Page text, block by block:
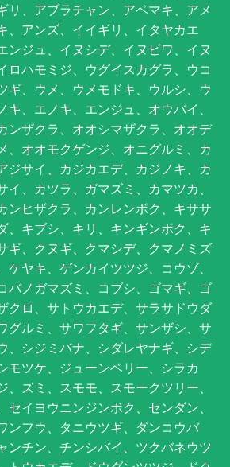
リ、アブラチャン、アベマキ、アメ
、アンズ、イイギリ、イタヤカエ
ンジュ、イヌシデ、イヌビワ、イヌ
ロハモミジ、ウグイスカグラ、ウコ
ギ、ウメ、ウメモドキ、ウルシ、ウ
キ、エノキ、エンジュ、オウバイ、
ンザクラ、オオシマザクラ、オオデ
、オオモクゲンジ、オニグルミ、カ
ジサイ、カジカエデ、カジノキ、カ
イ、カツラ、ガマズミ、カマツカ、
ンヒザクラ、カンレンボク、キササ
、キブシ、キリ、キンギンボク、キ
ギ、クヌギ、クマシデ、クマノミズ
ケヤキ、ゲンカイツツジ、コウゾ、
バノガマズミ、コブシ、ゴマギ、ゴ
クロ、サトウカエデ、サラサドウダ
グルミ、サワフタギ、サンザシ、サ
、シジミバナ、シダレヤナギ、シデ
モツケ、ジューンベリー、シラカ
ズミ、スモモ、スモークツリー、
セイヨウニンジンボク、センダン、
ンフウ、タニウツギ、ダンコウバ
ンチン、チンシバイ、ツクバネウツ